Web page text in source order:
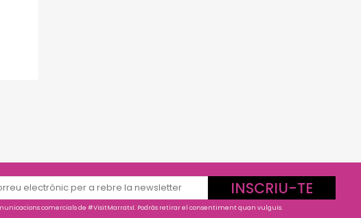
INSCRIU-TE
comercials de #VisitMarratxí. Podràs retirar el consentiment quan vulguis.